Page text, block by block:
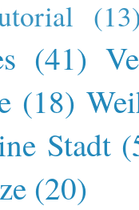
(41)
(18)
Stadt
(20)